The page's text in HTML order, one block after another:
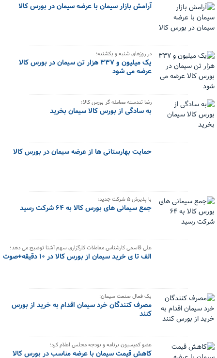
آرامش بازار سیمان با عرضه سیمان در بورس کالا
در روزهای شنبه و یکشنبه؛
یک میلیون و ۳۳۷ هزار تن سیمان در بورس کالا
عرضه می شود
رضا تندسته معامله گر بورس کالا؛
به سادگی از بورس کالا سیمان بخرید
حمایت بهارستانی ها از عرضه سیمان در بورس کالا
با پذیرش ۵ شرکت جدید؛
جمع سیمانی های بورس کالا به ۶۴ شرکت رسید
علی قاسمی کارشناس معاملات کارگزاری سهم آشنا توضیح می دهد؛
الف تا ی خرید سیمان از بورس کالا در ۱۰ دقیقه+صوت
یک فعال صنعت سیمان:
مصرف کنندگان خرد سیمان اقدام به خرید از بورس
کنند
عضو کمیسیون برنامه و بودجه مجلس اعلام کرد؛
کاهش قیمت سیمان با عرضه مناسب در بورس کالا